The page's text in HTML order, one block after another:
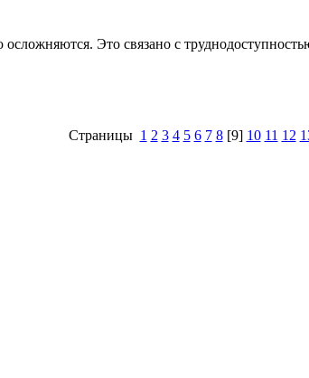
Это связано с
Страницы 1 2 3 4 5 6 7 8[9] 10 11 12